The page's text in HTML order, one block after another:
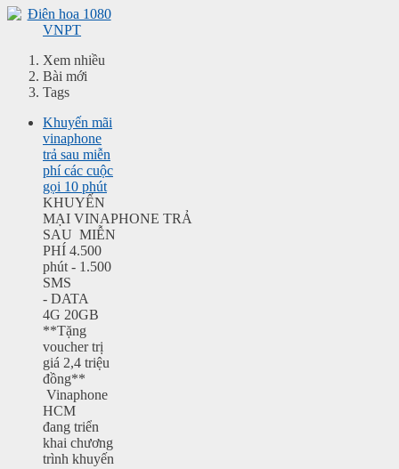
Xem nhiều
Bài mới
Tags
Khuyến mãi
vinaphone
trả sau miễn
phí các cuộc
gọi 10 phút
KHUYẾN
MẠI VINAPHONE TRẢ
SAU MIỄN
PHÍ 4.500
phút - 1.500
SMS
- DATA
4G 20GB
**Tặng
voucher trị
giá 2,4 triệu
đồng**
Vinaphone
HCM
đang triển
khai chương
trình khuyến